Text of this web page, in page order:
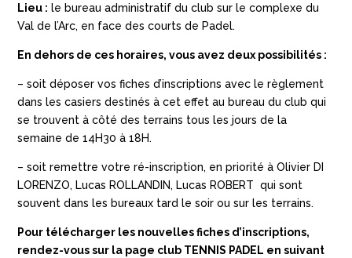
Lieu : le bureau administratif du club sur le complexe du
Val de l’Arc, en face des courts de Padel.
En dehors de ces horaires, vous avez deux possibilités :
– soit déposer vos fiches d’inscriptions avec le règlement
dans les casiers destinés à cet effet au bureau du club qui
se trouvent à côté des terrains tous les jours de la
semaine de 14H30 à 18H.
– soit remettre votre ré-inscription, en priorité à Olivier DI
LORENZO, Lucas ROLLANDIN, Lucas ROBERT qui sont
souvent dans les bureaux tard le soir ou sur les terrains.
Pour télécharger les nouvelles fiches d’inscriptions,
rendez-vous sur la page club TENNIS PADEL en suivant